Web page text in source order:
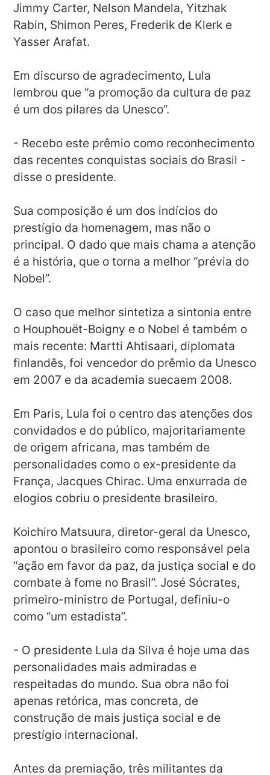
Jimmy Carter, Nelson Mandela, Yitzhak
Rabin, Shimon Peres, Frederik de Klerk e
Yasser Arafat.
Em discurso de agradecimento, Lula
lembrou que “a promoção da cultura de paz
é um dos pilares da Unesco”.
- Recebo este prêmio como reconhecimento
das recentes conquistas sociais do Brasil -
disse o presidente.
Sua composição é um dos indícios do
prestígio da homenagem, mas não o
principal. O dado que mais chama a atenção
é a história, que o torna a melhor “prévia do
Nobel”.
O caso que melhor sintetiza a sintonia entre
o Houphouët-Boigny e o Nobel é também o
mais recente: Martti Ahtisaari, diplomata
finlandês, foi vencedor do prêmio da Unesco
em 2007 e da academia suecaem 2008.
Em Paris, Lula foi o centro das atenções dos
convidados e do público, majoritariamente
de origem africana, mas também de
personalidades como o ex-presidente da
França, Jacques Chirac. Uma enxurrada de
elogios cobriu o presidente brasileiro.
Koichiro Matsuura, diretor-geral da Unesco,
apontou o brasileiro como responsável pela
“ação em favor da paz, da justiça social e do
combate à fome no Brasil”. José Sócrates,
primeiro-ministro de Portugal, definiu-o
como “um estadista”.
- O presidente Lula da Silva é hoje uma das
personalidades mais admiradas e
respeitadas do mundo. Sua obra não foi
apenas retórica, mas concreta, de
construção de mais justiça social e de
prestígio internacional.
Antes da premiação, três militantes da